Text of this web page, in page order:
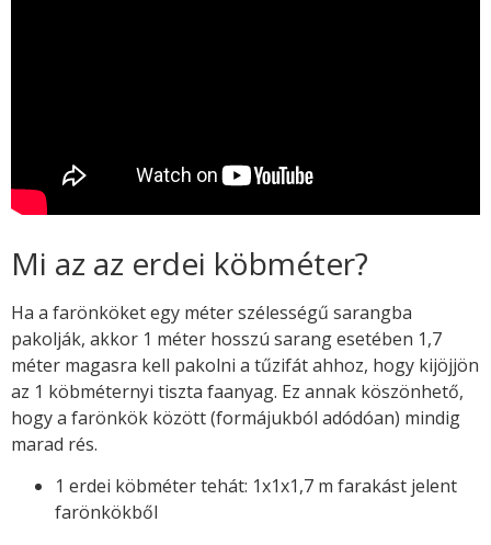
Mi az az erdei köbméter?
Ha a farönköket egy méter szélességű sarangba
pakolják, akkor 1 méter hosszú sarang esetében 1,7
méter magasra kell pakolni a tűzifát ahhoz, hogy kijöjjön
az 1 köbméternyi tiszta faanyag. Ez annak köszönhető,
hogy a farönkök között (formájukból adódóan) mindig
marad rés.
1 erdei köbméter tehát: 1x1x1,7 m farakást jelent
farönkökből